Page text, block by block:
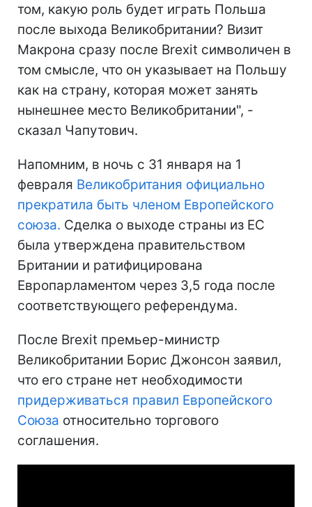
том, какую роль будет играть Польша
после выхода Великобритании? Визит
Макрона сразу после Brexit символичен в
том смысле, что он указывает на Польшу
как на страну, которая может занять
нынешнее место Великобритании", -
сказал Чапутович.
Напомним, в ночь с 31 января на 1
февраля Великобритания официально
прекратила быть членом Европейского
союза. Сделка о выходе страны из ЕС
была утверждена правительством
Британии и ратифицирована
Европарламентом через 3,5 года после
соответствующего референдума.
После Brexit премьер-министр
Великобритании Борис Джонсон заявил,
что его стране нет необходимости
придерживаться правил Европейского
Союза относительно торгового
соглашения.